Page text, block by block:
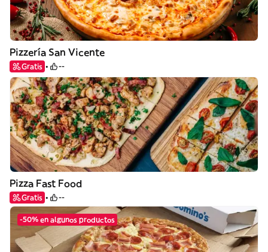
Pizzería San Vicente
Gratis --
Pizza Fast Food
Gratis --
-50% en algunos productos